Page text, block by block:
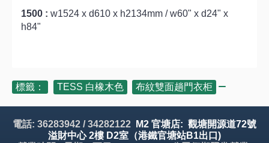
1500 : w1524 x d610 x h2134mm / w60" x d24" x
h84"
標籤： TESS 白橡木色 布紋雙面趟門衣柜
電話: 36283942 / 34282122
M2 官塘店: 觀塘開源道72號
溢財中心 2樓 D2室（港鐵官塘站B1出口)